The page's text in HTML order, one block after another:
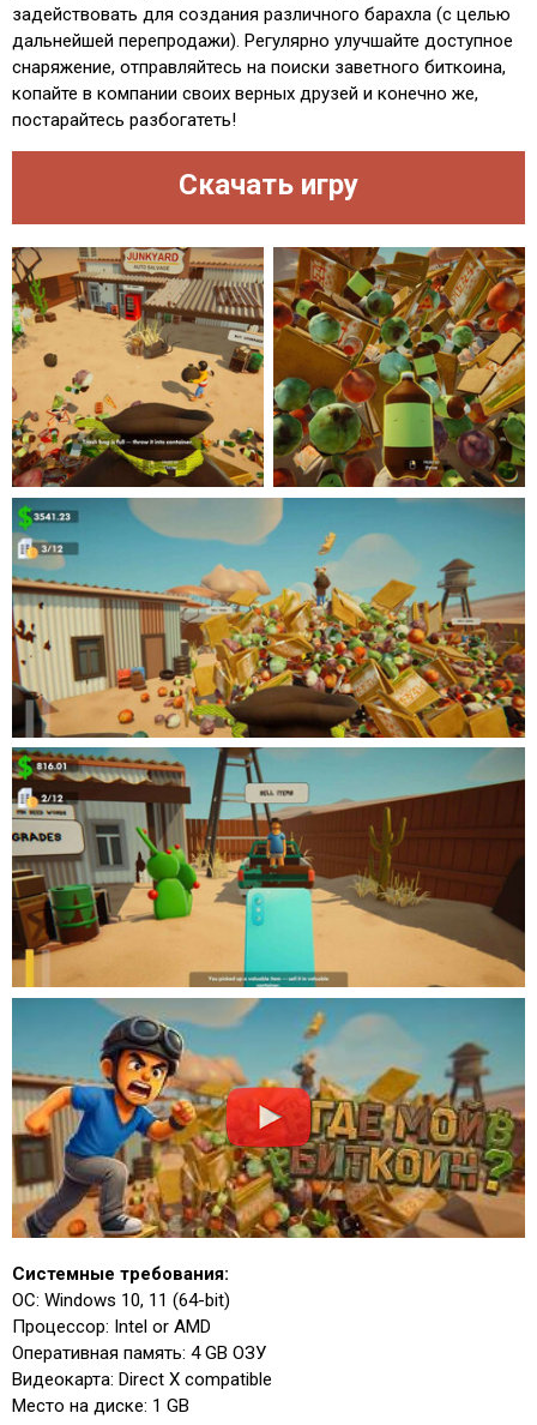
задействовать для создания различного барахла (с целью
дальнейшей перепродажи). Регулярно улучшайте доступное
снаряжение, отправляйтесь на поиски заветного биткоина,
копайте в компании своих верных друзей и конечно же,
постарайтесь разбогатеть!
Скачать игру
Системные требования:
ОС: Windows 10, 11 (64-bit)
Процессор: Intel or AMD
Оперативная память: 4 GB ОЗУ
Видеокарта: Direct X compatible
Место на диске: 1 GB